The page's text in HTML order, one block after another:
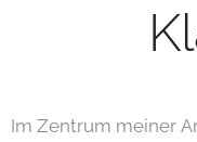
Im Zentrum meiner